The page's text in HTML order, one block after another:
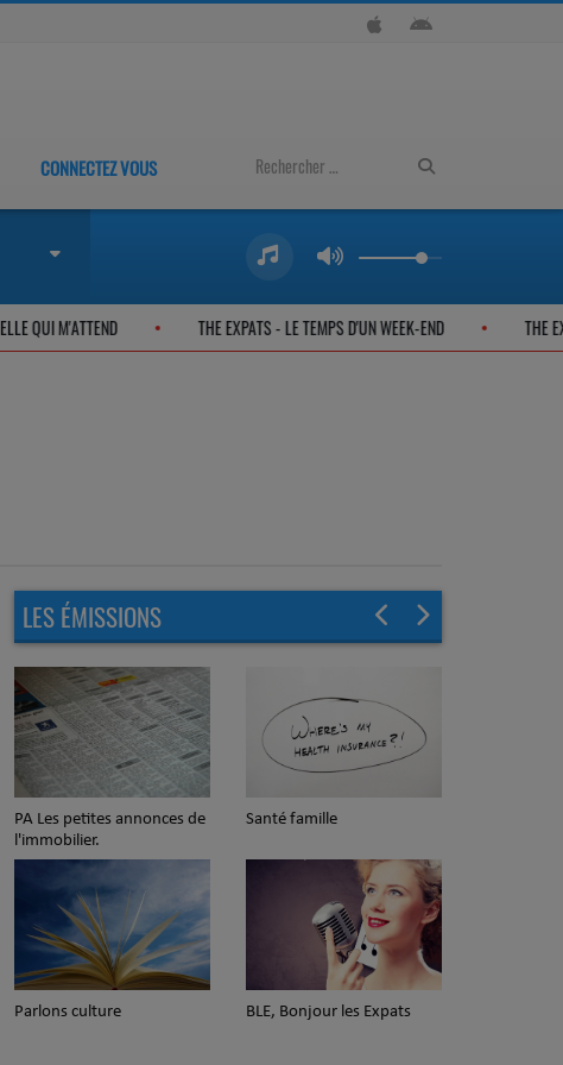
CONNECTEZ VOUS
CELLE QUI M'ATTEND THE EXPATS - LE TEMPS D'UN WEEK-END
LES ÉMISSIONS
Santé famille
BLE, Bonjour les Expats
Une femme, un projet
Questions d'expat